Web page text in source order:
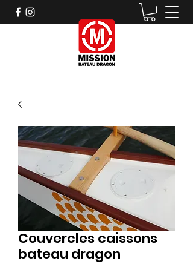
Couvercles caissons
bateau dragon